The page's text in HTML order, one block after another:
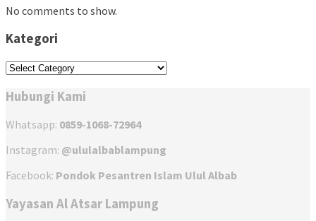
No comments to show.
Kategori
Kategori
Hubungi Kami
Whatsapp: 0859-1068-72964
Instagram: @ululalbablampung
Facebook: Pondok Pesantren Islam Ulul Albab
Yayasan Al Atsar Lampung